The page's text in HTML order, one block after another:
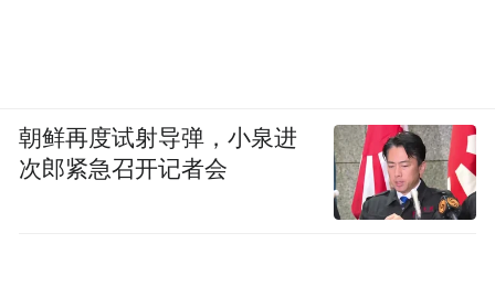
朝鲜再度试射导弹，小泉进
次郎紧急召开记者会